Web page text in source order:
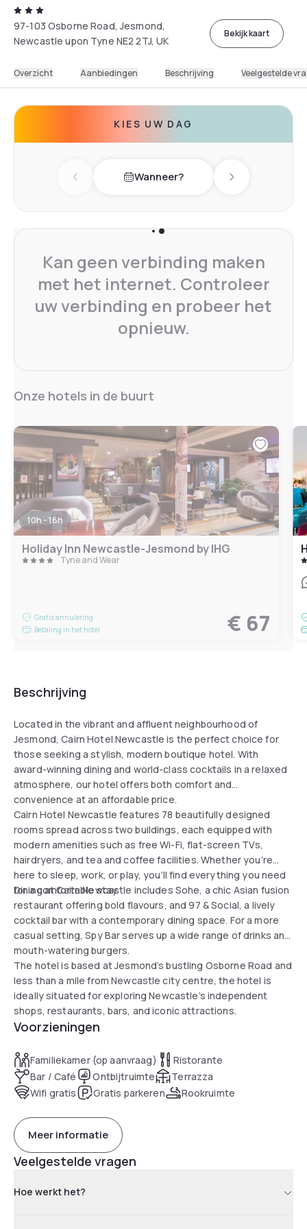
97-103 Osborne Road, Jesmond,
Newcastle upon Tyne NE2 2TJ, UK
Bekijk kaart
Overzicht Aanbiedingen Beschrijving Veelgestelde
KIES UW DAG
Previous dayWanneer? Next day
Kan geen verbinding maken
met het internet. Controleer
uw verbinding en probeer het
opnieuw.
Onze hotels in de buurt
10h - 16h
Holiday Inn Newcastle-Jesmond by IHG
Tyne and Wear
Gratis annulering
Betaling in het hotel
€ 67
Beschrijving
Located in the vibrant and affluent neighbourhood of
Jesmond, Cairn Hotel Newcastle is the perfect choice for
those seeking a stylish, modern boutique hotel. With
award-winning dining and world-class cocktails in a relaxed
atmosphere, our hotel offers both comfort and
convenience at an affordable price.
Cairn Hotel Newcastle features 78 beautifully designed
rooms spread across two buildings, each equipped with
modern amenities such as free Wi-Fi, flat-screen TVs,
hairdryers, and tea and coffee facilities. Whether you’re
here to sleep, work, or play, you’ll find everything you need
for a comfortable stay.
Dining at Cairn Newcastle includes Sohe, a chic Asian fusion
restaurant offering bold flavours, and 97 & Social, a lively
cocktail bar with a contemporary dining space. For a more
casual setting, Spy Bar serves up a wide range of drinks and
mouth-watering burgers.
The hotel is based at Jesmond’s bustling Osborne Road and
less than a mile from Newcastle city centre, the hotel is
ideally situated for exploring Newcastle’s independent
shops, restaurants, bars, and iconic attractions.
Voorzieningen
Familiekamer (op aanvraag)
Ristorante
Bar / Café
Ontbijtruimte
Terrazza
Wifi gratis
Gratis parkeren Rookruimte
Meer informatie
Veelgestelde vragen
Hoe werkt het?